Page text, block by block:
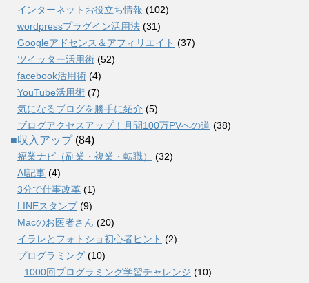
インターネットお役立ち情報 (102)
wordpressプラグイン活用法 (31)
Googleアドセンス＆アフィリエイト (37)
ツイッター活用術 (52)
facebook活用術 (4)
YouTube活用術 (7)
気になるブログを勝手に紹介 (5)
ブログアクセスアップ！月間100万PVへの道 (38)
■収入アップ(84)
福業ナビ（副業・複業・転職）
(32)
AI記事 (4)
3分で仕事改革 (1)
LINEスタンプ(9)
Macのお医者さん (20)
イラレとフォトショ初心者ヒント (2)
プログラミング (10)
1000回プログラミング学習チャレンジ (10)